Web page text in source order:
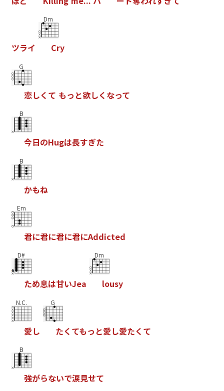
ツライ
Dm
Cry
G
恋しく て もっ と欲しく なって
B
今日のHugは長すぎた
B
かもね
Em
君に君に君に君にAddicted
D#
ため息は甘いJea
Dm
lousy
N.C.
愛し
G
たく てもっ と愛し愛たく て
B
強がらないで涙見せて